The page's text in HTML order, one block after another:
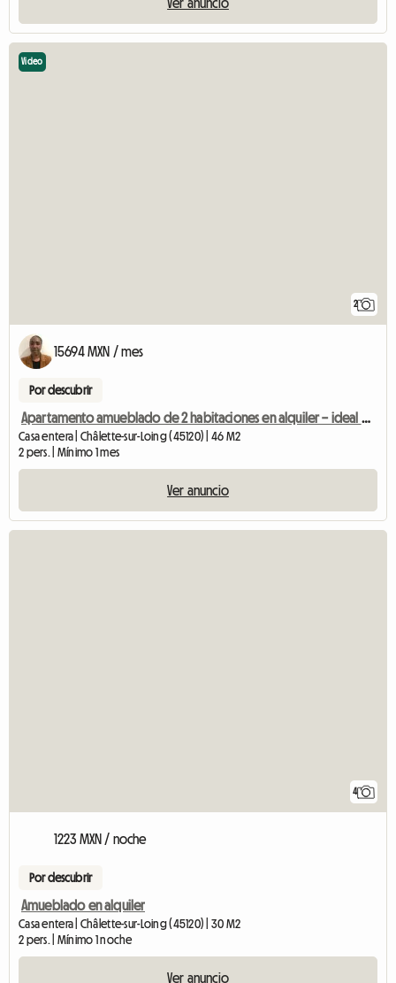
2
Video
15694 MXN / mes
Por descubrir
Apartamento amueblado de 2 habitaciones en alquiler – ideal para estudiantes/personas que se mudan – Montargis
Casa entera | Châlette-sur-Loing (45120) | 46 M2
2 pers. | Mínimo 1 mes
Ver anuncio
4
1223 MXN / noche
Por descubrir
Amueblado en alquiler
Casa entera | Châlette-sur-Loing (45120) | 30 M2
2 pers. | Mínimo 1 noche
Ver anuncio